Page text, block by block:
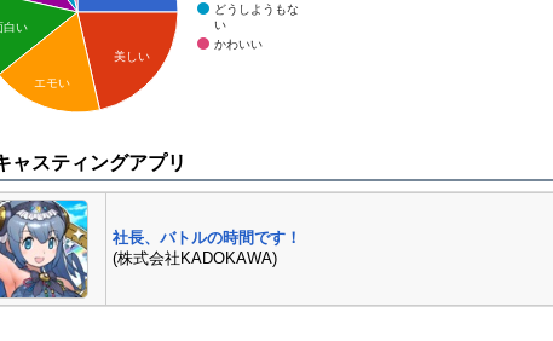
どうしようもな
い
かわいい
美しい
白い
エモい
ャスティングアプリ
社長、バトルの時間です！
(株式会社KADOKAWA)